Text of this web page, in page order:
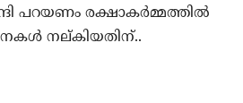
പറയണം രക്ഷാകര്‍മ്മത്തില്‍
നല്കിയതിന്..